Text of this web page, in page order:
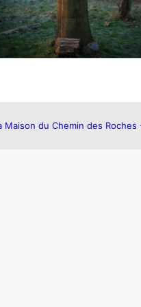
Maison du Chemin des Roches